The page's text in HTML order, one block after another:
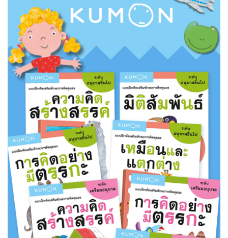
เนื้อมือ สมาธิ และจินตนาการไป
พร้อมกัน